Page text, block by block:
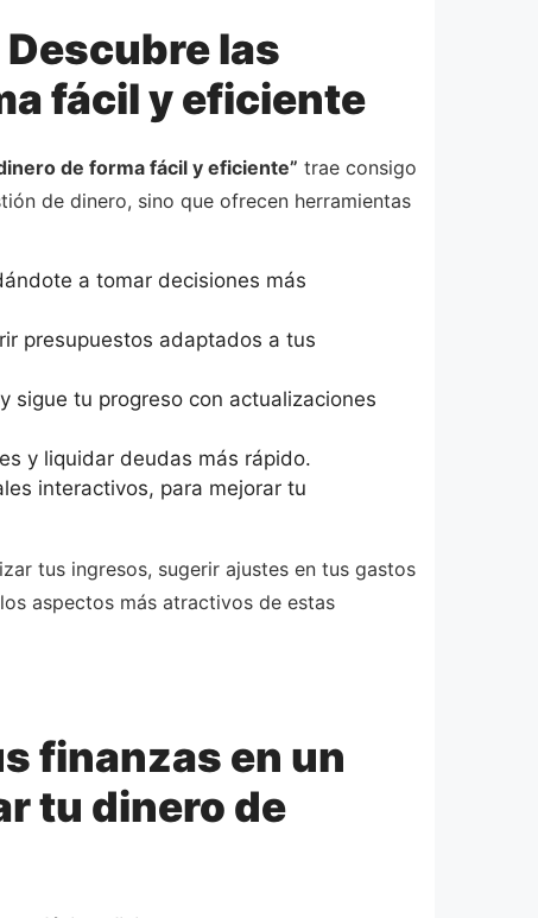
las
fácil y eficiente
de forma fácil y eficiente” trae consigo
de dinero, sino que ofrecen herramientas
a tomar decisiones más
presupuestos adaptados a tus
sigue tu progreso con actualizaciones
y liquidar deudas más rápido.
interactivos, para mejorar tu
tus ingresos, sugerir ajustes en tus gastos
aspectos más atractivos de estas
finanzas en un
tu dinero de